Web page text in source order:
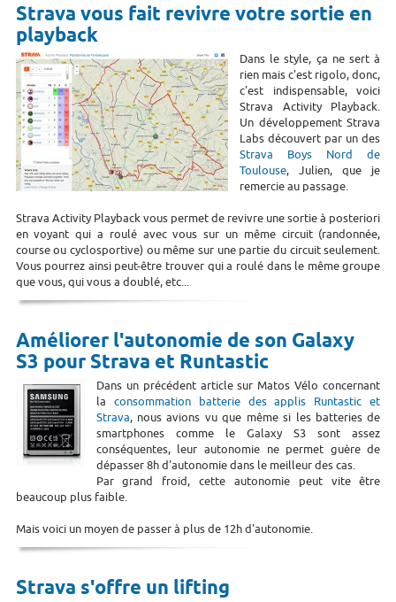
Strava vous fait revivre votre sortie en
playback
Dans le style, ça ne sert à
rien mais c'est rigolo, donc,
c'est indispensable, voici
Strava Activity Playback.
Un développement Strava
Labs découvert par un des
Strava Boys Nord de
Toulouse, Julien, que je
remercie au passage.
Strava Activity Playback vous permet de revivre une sortie à posteriori
en voyant qui a roulé avec vous sur un même circuit (randonnée,
course ou cyclosportive) ou même sur une partie du circuit seulement.
Vous pourrez ainsi peut-être trouver qui a roulé dans le même groupe
que vous, qui vous a doublé, etc...
Améliorer l'autonomie de son Galaxy
S3 pour Strava et Runtastic
Dans un précédent article sur Matos Vélo concernant
la consommation batterie des applis Runtastic et
Strava, nous avions vu que même si les batteries de
smartphones comme le Galaxy S3 sont assez
conséquentes, leur autonomie ne permet guère de
dépasser 8h d'autonomie dans le meilleur des cas.
Par grand froid, cette autonomie peut vite être
beaucoup plus faible.
Mais voici un moyen de passer à plus de 12h d'autonomie.
Strava s'offre un lifting